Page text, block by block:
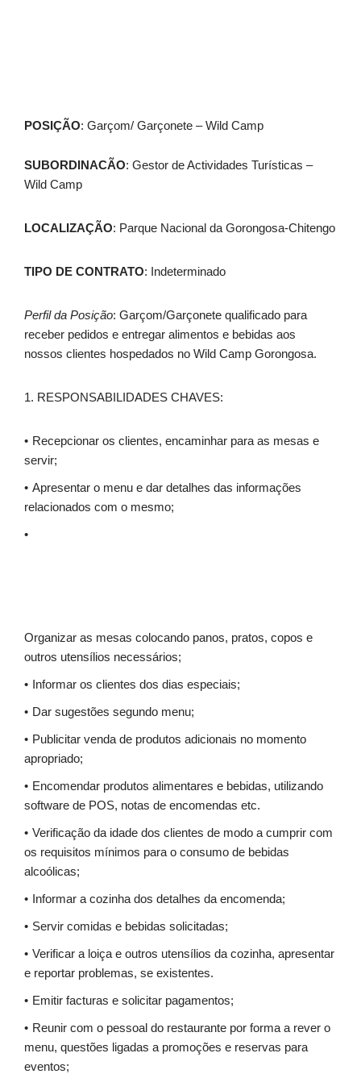
POSIÇÃO: Garçom/ Garçonete – Wild Camp
SUBORDINACÃO: Gestor de Actividades Turísticas –
Wild Camp
LOCALIZAÇÃO: Parque Nacional da Gorongosa-Chitengo
TIPO DE CONTRATO: Indeterminado
Perfil da Posição: Garçom/Garçonete qualificado para
receber pedidos e entregar alimentos e bebidas aos
nossos clientes hospedados no Wild Camp Gorongosa.
1. RESPONSABILIDADES CHAVES:
Recepcionar os clientes, encaminhar para as mesas e
servir;
Apresentar o menu e dar detalhes das informações
relacionados com o mesmo;
Organizar as mesas colocando panos, pratos, copos e
outros utensílios necessários;
Informar os clientes dos dias especiais;
Dar sugestões segundo menu;
Publicitar venda de produtos adicionais no momento
apropriado;
Encomendar produtos alimentares e bebidas, utilizando
software de POS, notas de encomendas etc.
Verificação da idade dos clientes de modo a cumprir com
os requisitos mínimos para o consumo de bebidas
alcoólicas;
Informar a cozinha dos detalhes da encomenda;
Servir comidas e bebidas solicitadas;
Verificar a loiça e outros utensílios da cozinha, apresentar
e reportar problemas, se existentes.
Emitir facturas e solicitar pagamentos;
Reunir com o pessoal do restaurante por forma a rever o
menu, questões ligadas a promoções e reservas para
eventos;